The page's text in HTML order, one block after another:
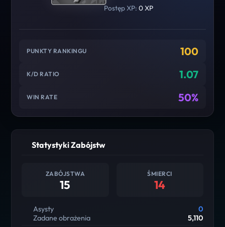
Postęp XP: 0 XP
PUNKTY RANKINGU 100
K/D RATIO 1.07
WIN RATE 50%
Statystyki Zabójstw
ZABÓJSTWA
15
ŚMIERCI
14
Asysty
0
Zadane obrażenia
5,110